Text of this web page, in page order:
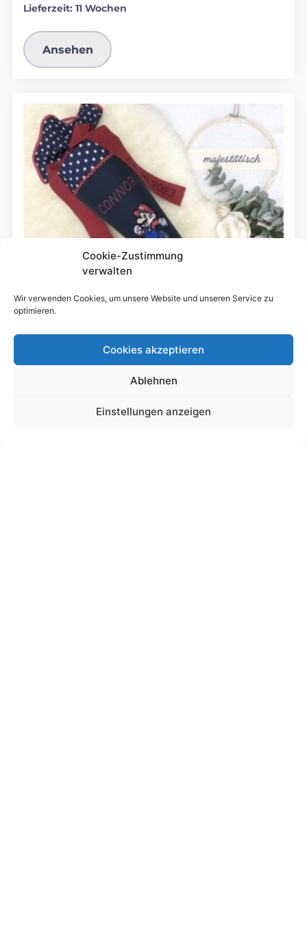
Cookie-Zustimmung
verwalten
Wir verwenden Cookies, um unsere Website und unseren Service zu
optimieren.
Cookies akzeptieren
Ablehnen
Einstellungen anzeigen
Lieferzeit: 11 Wochen
Ansehen
Schultütendesign „Connor“ Mario